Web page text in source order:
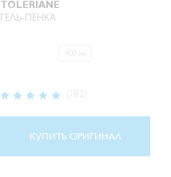
TOLERIANE
ГЕЛЬ-ПЕНКА
400 мл
Рейтинг:
(182)
КУПИТЬ ОРИГИНАЛ